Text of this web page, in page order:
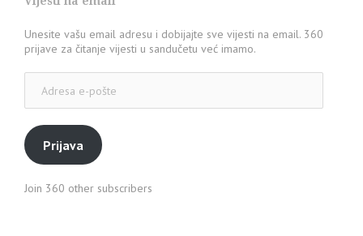
Unesite vašu email adresu i dobijajte sve vijesti na email. 360
prijave za čitanje vijesti u sandučetu već imamo.
pošte
Prijava
Join 360 other subscribers